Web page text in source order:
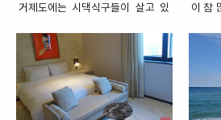
라고요. 걷기에는 넓어서 버스나 마
스쳐지나가는 뷰가 제대로 와닿지
않고 셔틀버스 출/도착 시간에 맞춰
쫓기듯~ 풍경을 즐기는 것도 아쉽
고요. (물론 칼바람 부는 겨울이나~
완전 더운 한여름엔... 셔틀 버스 강
지는
이 담
동은
게 뻗
있는
거제도에는 시댁식구들이 살고 있
는 반현지인이 되었는데요. 여름 휴
가철을 맞이하여 거제도의 멋있고
맛있는 커피집 '카레 라모타'를 소개
해보겠습니다. 거제도 바다가 아름
답기는 하지만 큰 조선소가 2곳이
이 참
더기
만든
쇄된
공기
변하